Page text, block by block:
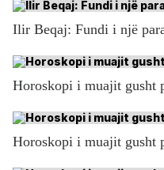
Ilir Beqaj: Fundi i një
Horoskopi i muajit gusht
Horoskopi i muajit gusht